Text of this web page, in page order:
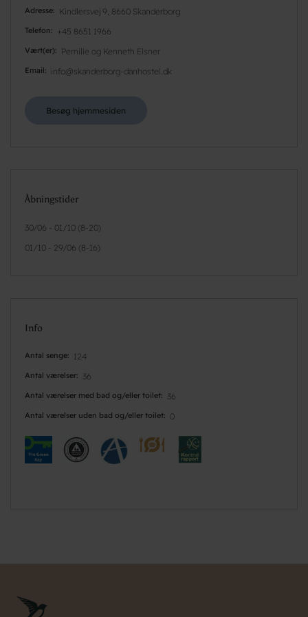
Adresse Kindlersvej 9, 8660 Skanderborg
Telefon +45 8651 1966
Vært(er) Pernille og Kenneth Elsner
Email info@skanderborg-danhostel.dk
Besøg hjemmesiden
Åbningstider
30/06 - 01/10 (8-20)
01/10 - 29/06 (8-16)
Info
Antal senge 124
Antal værelser 36
Antal værelser med bad og/eller toilet 36
Antal værelser uden bad og/eller toilet 0